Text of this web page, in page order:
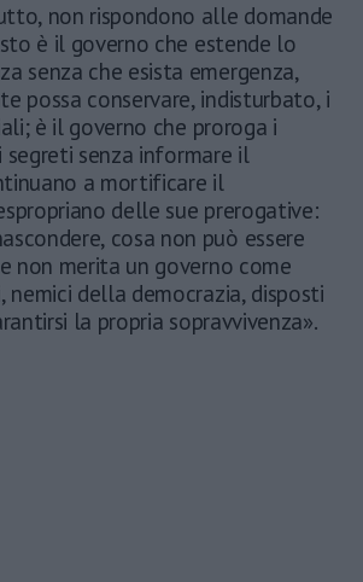
non rispondono alle domande
è il governo che estende lo
senza che esista emergenza,
possa conservare, indisturbato, i
è il governo che proroga i
segreti senza informare il
a mortificare il
delle sue prerogative:
cosa non può essere
non merita un governo come
nemici della democrazia, disposti
la propria sopravvivenza».